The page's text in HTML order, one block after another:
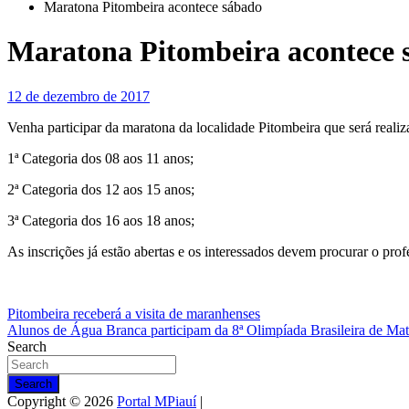
Maratona Pitombeira acontece sábado
Maratona Pitombeira acontece
12 de dezembro de 2017
Venha participar da maratona da localidade Pitombeira que será
1ª Categoria dos 08 aos 11 anos;
2ª Categoria dos 12 aos 15 anos;
3ª Categoria dos 16 aos 18 anos;
As inscrições já estão abertas e os interessados devem procurar o
Navegação
de
Post
Pitombeira receberá a visita de maranhenses
Alunos de Água Branca participam da 8ª Olimpíada Brasileira de
Search
Search
Copyright © 2026 Portal MPiauí|